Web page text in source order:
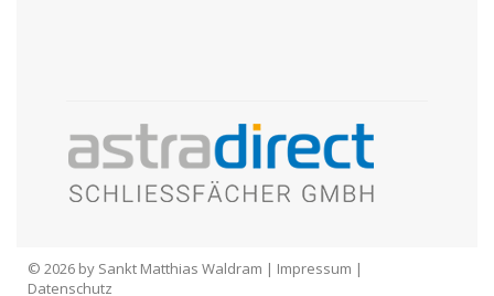
© 2026 by Sankt Matthias Waldram | Impressum |
Datenschutz